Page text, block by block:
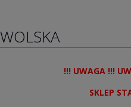
WOLSKA
!!! UWAGA !!!
SKLEP